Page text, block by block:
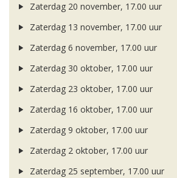
Zaterdag 20 november, 17.00 uur
Zaterdag 13 november, 17.00 uur
Zaterdag 6 november, 17.00 uur
Zaterdag 30 oktober, 17.00 uur
Zaterdag 23 oktober, 17.00 uur
Zaterdag 16 oktober, 17.00 uur
Zaterdag 9 oktober, 17.00 uur
Zaterdag 2 oktober, 17.00 uur
Zaterdag 25 september, 17.00 uur